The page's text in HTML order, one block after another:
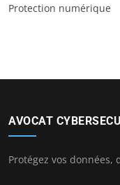
Protection numérique
AVOCAT
Protégez vos données,